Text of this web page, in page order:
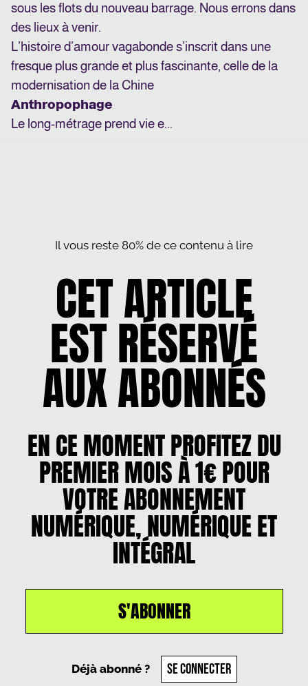
sous les flots du nouveau barrage. Nous errons dans
des lieux à venir.
L’histoire d’amour vagabonde s’inscrit dans une
fresque plus grande et plus fascinante, celle de la
modernisation de la Chine
Anthropophage
Le long-métrage prend vie e...
Il vous reste 80% de ce contenu à lire
CET ARTICLE
EST RÉSERVÉ
AUX ABONNÉS
EN CE MOMENT PROFITEZ DU
PREMIER MOIS À 1€ POUR
VOTRE ABONNEMENT
NUMÉRIQUE, NUMÉRIQUE ET
INTÉGRAL
S'ABONNER
Déjà abonné ? SE CONNECTER
Pauline Ciraci, le